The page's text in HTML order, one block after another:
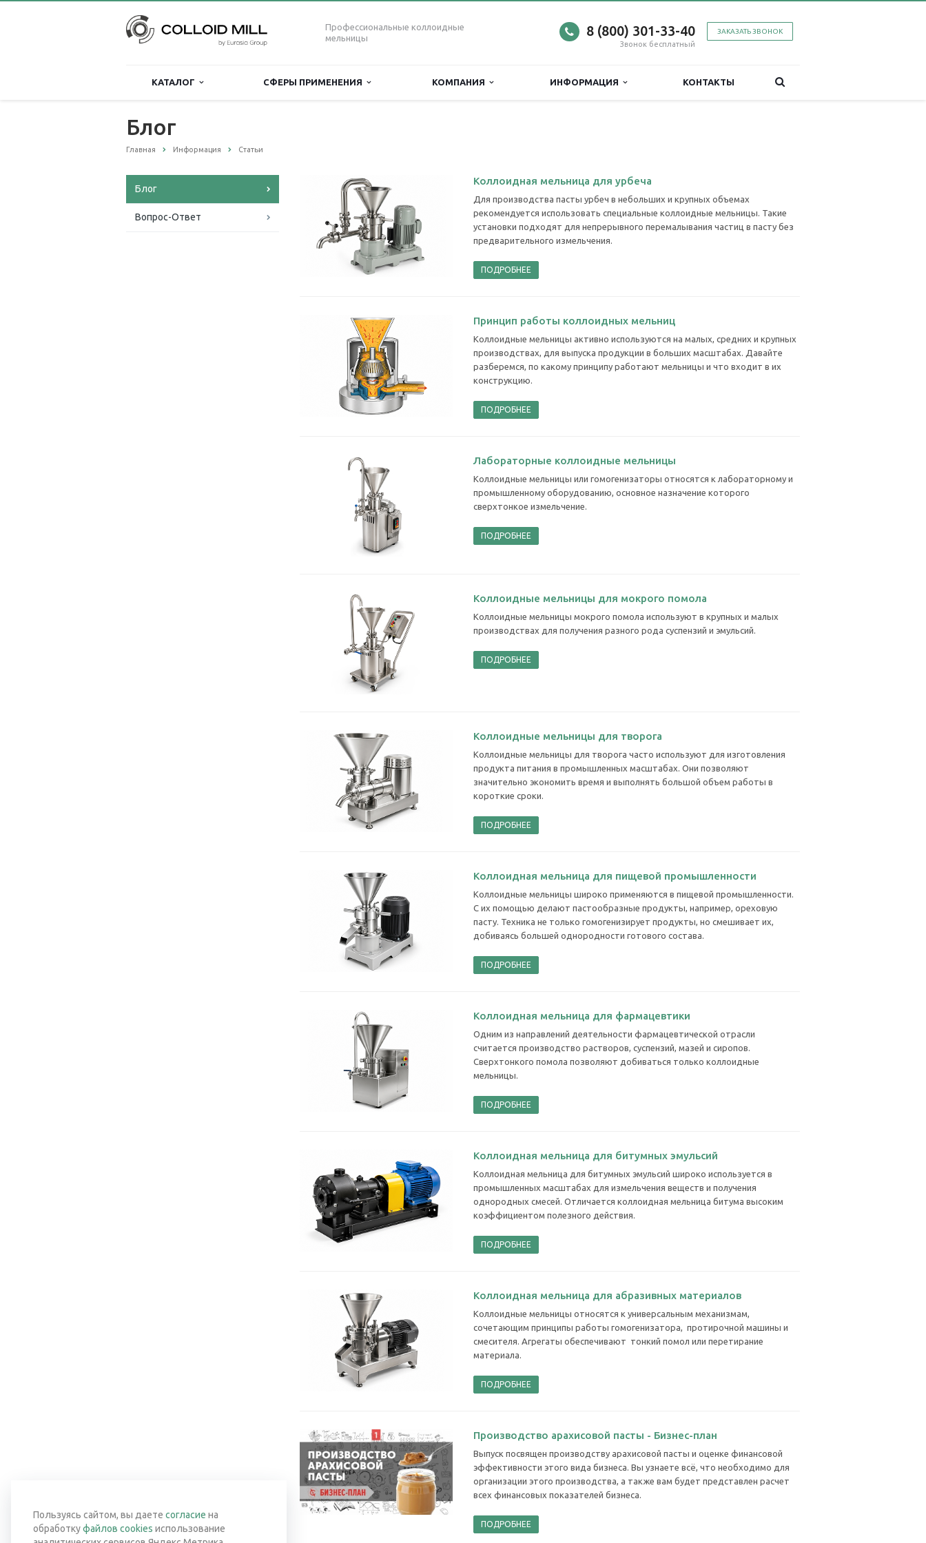
Профессиональные коллоидные
мельницы
ЗАКАЗАТЬ ЗВОНОК
8 (800) 301-33-40
Звонок бесплатный
КАТАЛОГ СФЕРЫ ПРИМЕНЕНИЯ КОМПАНИЯ ИНФОРМАЦИЯ КОНТАКТЫ
Блог
Главная Информация Статьи
Блог
Вопрос-Ответ
Коллоидная мельница для урбеча
Для производства пасты урбеч в небольших и крупных объемах
рекомендуется использовать специальные коллоидные мельницы. Такие
установки подходят для непрерывного перемалывания частиц в пасту без
предварительного измельчения.
ПОДРОБНЕЕ
Принцип работы коллоидных мельниц
Коллоидные мельницы активно используются на малых, средних и крупных
производствах, для выпуска продукции в больших масштабах. Давайте
разберемся, по какому принципу работают мельницы и что входит в их
конструкцию.
ПОДРОБНЕЕ
Лабораторные коллоидные мельницы
Коллоидные мельницы или гомогенизаторы относятся к лабораторному и
промышленному оборудованию, основное назначение которого
сверхтонкое измельчение.
ПОДРОБНЕЕ
Коллоидные мельницы для мокрого помола
Коллоидные мельницы мокрого помола используют в крупных и малых
производствах для получения разного рода суспензий и эмульсий.
ПОДРОБНЕЕ
Коллоидные мельницы для творога
Коллоидные мельницы для творога часто используют для изготовления
продукта питания в промышленных масштабах. Они позволяют
значительно экономить время и выполнять большой объем работы в
короткие сроки.
ПОДРОБНЕЕ
Коллоидная мельница для пищевой промышленности
Коллоидные мельницы широко применяются в пищевой промышленности.
С их помощью делают пастообразные продукты, например, ореховую
пасту. Техника не только гомогенизирует продукты, но смешивает их,
добиваясь большей однородности готового состава.
ПОДРОБНЕЕ
Коллоидная мельница для фармацевтики
Одним из направлений деятельности фармацевтической отрасли
считается производство растворов, суспензий, мазей и сиропов.
Сверхтонкого помола позволяют добиваться только коллоидные
мельницы.
ПОДРОБНЕЕ
Коллоидная мельница для битумных эмульсий
Коллоидная мельница для битумных эмульсий широко используется в
промышленных масштабах для измельчения веществ и получения
однородных смесей. Отличается коллоидная мельница битума высоким
коэффициентом полезного действия.
ПОДРОБНЕЕ
Коллоидная мельница для абразивных материалов
Коллоидные мельницы относятся к универсальным механизмам,
сочетающим принципы работы гомогенизатора, протирочной машины и
смесителя. Агрегаты обеспечивают тонкий помол или перетирание
материала.
ПОДРОБНЕЕ
Производство арахисовой пасты - Бизнес-план
Выпуск посвящен производству арахисовой пасты и оценке финансовой
эффективности этого вида бизнеса. Вы узнаете всё, что необходимо для
организации этого производства, а также вам будет представлен расчет
всех финансовых показателей бизнеса.
ПОДРОБНЕЕ
Пользуясь сайтом, вы даете согласие на
обработкуфайлов cookies использование